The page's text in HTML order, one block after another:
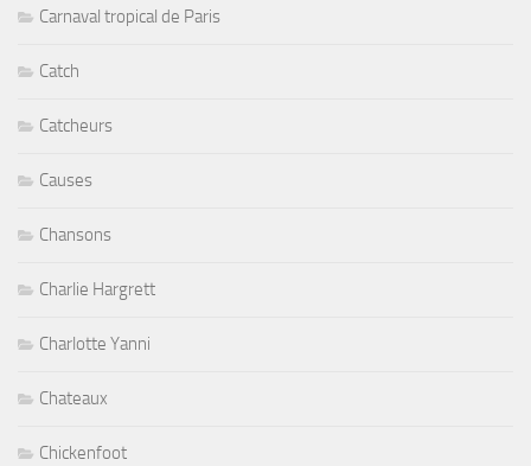
Carnaval tropical de Paris
Catch
Catcheurs
Causes
Chansons
Charlie Hargrett
Charlotte Yanni
Chateaux
Chickenfoot